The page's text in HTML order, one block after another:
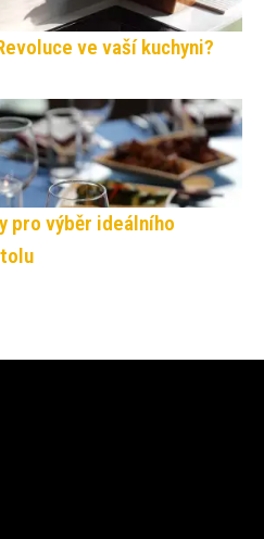
ve vaší kuchyni?
pro výběr ideálního